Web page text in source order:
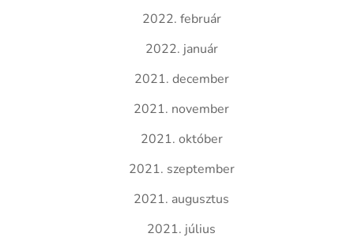
2022. február
2022. január
2021. december
2021. november
2021. október
2021. szeptember
2021. augusztus
2021. július